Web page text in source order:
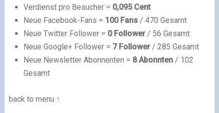
Verdienst pro Besucher = 0,095 Cent
Neue Facebook-Fans = 100 Fans/ 470 Gesamt
Neue Twitter Follower = 0 Follower/ 56 Gesamt
Neue Google+ Follower = 7 Follower/ 285 Gesamt
Neue Newsletter Abonnenten = 8 Abonnten/ 102
Gesamt
back to menu ↑